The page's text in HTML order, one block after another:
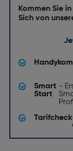
Kommen Sie
Sich von
Smart
Start
-
Tarifcheck